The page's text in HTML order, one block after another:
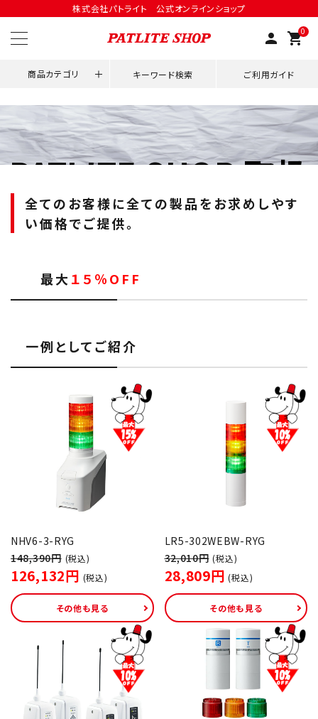
株式会社パトライト 公式オンラインショップ
person 0
shopping_cart
商品カテゴリ キーワード検索 ご利用ガイド
領収書発行はこちら
ACCOUNT MENU
meeting_room ログイン person
回転灯
流線型
表示灯
光音一体型
音/音声
LED照明
センサ機器
散光式警光灯
オプション
補修パーツ
PATLITE SHOP 取扱
全製品値下げ実施
全てのお客様に全ての製品をお求めしやす
い価格でご提供。
最大 １５％OFF
一例としてご紹介
NHV6-3-RYG
148,390円 (税込)
126,132円 (税込)
その他も見る
LR5-302WEBW-RYG
32,010円 (税込)
28,809円 (税込)
その他も見る